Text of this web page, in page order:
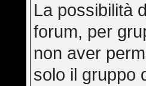
La possibilità
forum, per
non aver
solo il gruppo